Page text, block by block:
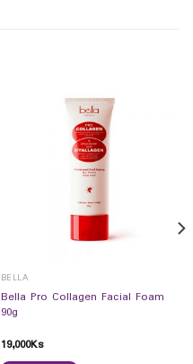
BELLA
Bella Pro Collagen Facial Foam
90g
19,000Ks